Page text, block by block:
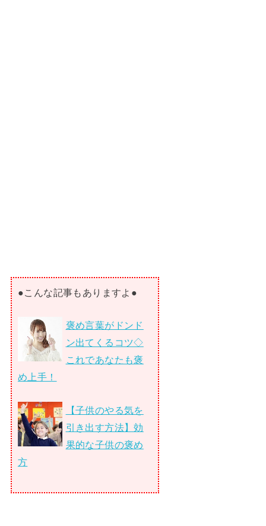
●こんな記事もありますよ●
褒め言葉がドンド
ン出てくるコツ◇
これであなたも褒
め上手！
【子供のやる気を
引き出す方法】効
果的な子供の褒め
方